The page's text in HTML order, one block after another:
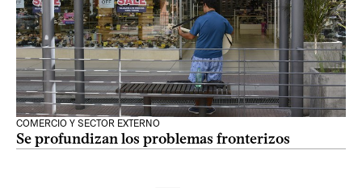
COMERCIO Y SECTOR EXTERNO
Se profundizan los problemas fronterizos